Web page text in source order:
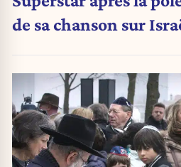
de sa chanson sur